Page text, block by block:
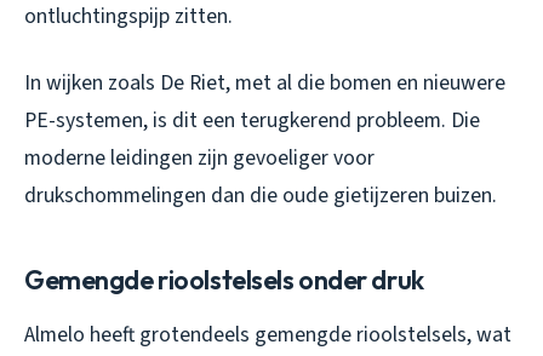
ontluchtingspijp zitten.
In wijken zoals De Riet, met al die bomen en nieuwere
PE-systemen, is dit een terugkerend probleem. Die
moderne leidingen zijn gevoeliger voor
drukschommelingen dan die oude gietijzeren buizen.
Gemengde rioolstelsels onder druk
Almelo heeft grotendeels gemengde rioolstelsels, wat